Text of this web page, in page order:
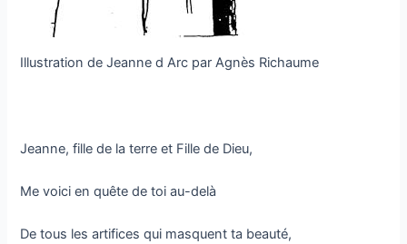
Illustration de Jeanne d Arc par Agnès Richaume
Jeanne, fille de la terre et Fille de Dieu,
Me voici en quête de toi au-delà
De tous les artifices qui masquent ta beauté,